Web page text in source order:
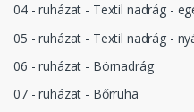
04 - ruházat - Textil nadrág -
05 - ruházat - Textil nadrág -
06 - ruházat - Börnadrág
07 - ruházat - Bőrruha